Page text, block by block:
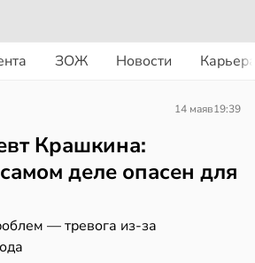
ЗОЖ Новости
14 маяв19:39
Крашкина:
деле опасен для
— тревога из-за